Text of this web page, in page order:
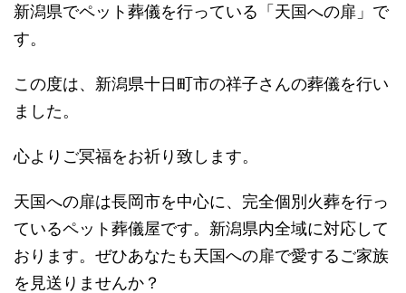
新潟県でペット葬儀を行っている「天国への扉」で
す。
この度は、新潟県十日町市の祥子さんの葬儀を行い
ました。
心よりご冥福をお祈り致します。
天国への扉は長岡市を中心に、完全個別火葬を行っ
ているペット葬儀屋です。新潟県内全域に対応して
おります。ぜひあなたも天国への扉で愛するご家族
を見送りませんか？